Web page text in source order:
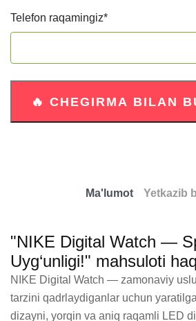
Telefon raqamingiz*
Ma'lumot Yetkazib
"NIKE Digital Watch —
Uyg‘unligi!" mahsuloti
NIKE Digital Watch — zamonaviy
tarzini qadrlaydiganlar uchun
dizayni, yorqin va aniq raqamli LED